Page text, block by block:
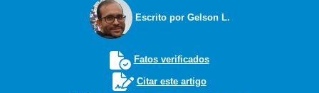
Escrito por Gelson L.
Fatos verificados
Citar este artigo